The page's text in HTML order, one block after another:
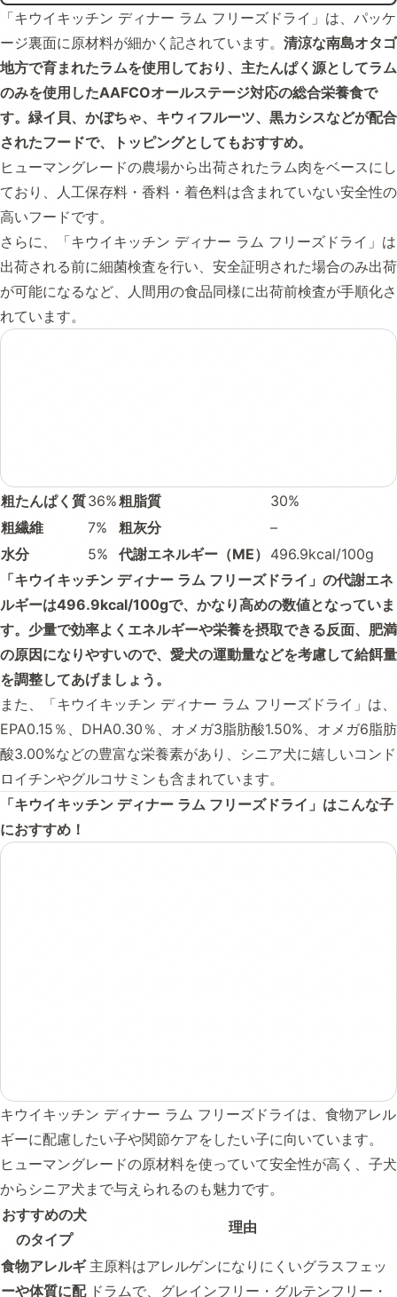
「キウイキッチン ディナー ラム フリーズドライ」は、パッケ
ージ裏面に原材料が細かく記されています。 清涼な南島オタゴ
地方で育まれたラムを使用しており、主たんぱく源としてラム
のみを使用したAAFCOオールステージ対応の総合栄養食で
す。緑イ貝、かぼちゃ、キウィフルーツ、黒カシスなどが配合
されたフードで、トッピングとしてもおすすめ。
ヒューマングレードの農場から出荷されたラム肉をベースにし
ており、人工保存料・香料・着色料は含まれていない安全性の
高いフードです。
さらに、「キウイキッチン ディナー ラム フリーズドライ」は
出荷される前に細菌検査を行い、安全証明された場合のみ出荷
が可能になるなど、人間用の食品同様に出荷前検査が手順化さ
れています。
粗たんぱく質36%粗脂質
30%
粗繊維
7% 粗灰分
–
水分
5% 代謝エネルギー（ME） 496.9kcal/100g
「キウイキッチン ディナー ラム フリーズドライ」の代謝エネ
ルギーは496.9kcal/100gで、かなり高めの数値となっていま
す。少量で効率よくエネルギーや栄養を摂取できる反面、肥満
の原因になりやすいので、愛犬の運動量などを考慮して給餌量
を調整してあげましょう。
また、「キウイキッチン ディナー ラム フリーズドライ」は、
EPA0.15％、DHA0.30％、オメガ3脂肪酸1.50%、オメガ6脂肪
酸3.00%などの豊富な栄養素があり、シニア犬に嬉しいコンド
ロイチンやグルコサミンも含まれています。
「キウイキッチン ディナー ラム フリーズドライ」はこんな子
におすすめ！
キウイキッチン ディナー ラム フリーズドライは、食物アレル
ギーに配慮したい子や関節ケアをしたい子に向いています。
ヒューマングレードの原材料を使っていて安全性が高く、子犬
からシニア犬まで与えられるのも魅力です。
おすすめの犬
のタイプ
理由
食物アレルギ
ーや体質に配
主原料はアレルゲンになりにくいグラスフェッ
ドラムで、グレインフリー・グルテンフリー・